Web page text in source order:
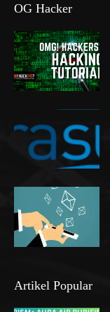
OG Hacker
Artikel Popular